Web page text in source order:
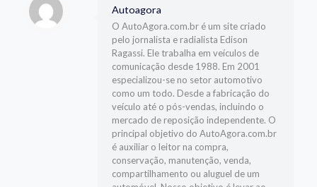
Autoagora
O AutoAgora.com.br é um site criado
pelo jornalista e radialista Edison
Ragassi. Ele trabalha em veículos de
comunicação desde 1988. Em 2001
especializou-se no setor automotivo
como um todo. Desde a fabricação do
veículo até o pós-vendas, incluindo o
mercado de reposição independente. O
principal objetivo do AutoAgora.com.br
é auxiliar o leitor na compra,
conservação, manutenção, venda,
compartilhamento ou aluguel de um